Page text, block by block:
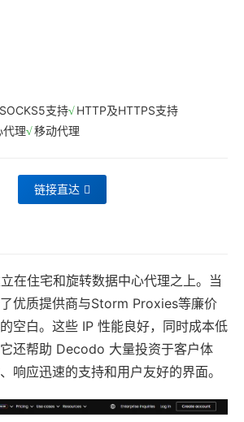
SOCKS5支持
HTTP及HTTPS支持
代理 移动代理
链接直达
在住宅和旋转数据中心代理之上。当
优质提供商与Storm Proxies等廉价
空白。这些 IP 性能良好，同时成本低
还帮助 Decodo 大量投资于客户体
响应迅速的支持和用户友好的界面。